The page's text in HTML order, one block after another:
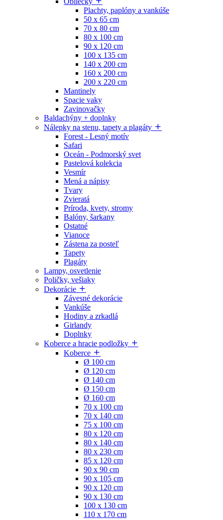
Plachty, paplóny a vankúše
50 x 65 cm
70 x 80 cm
80 x 100 cm
90 x 120 cm
100 x 135 cm
140 x 200 cm
160 x 200 cm
200 x 220 cm
Mantinely
Spacie vaky
Zavinovačky
Baldachýny + doplnky
Nálepky na stenu, tapety a plagáty
Forest - Lesný motív
Safari
Oceán - Podmorský svet
Pastelová kolekcia
Vesmír
Mená a nápisy
Tvary
Zvieratá
Príroda, kvety, stromy
Balóny, šarkany
Ostatné
Vianoce
Zástena za posteľ
Tapety
Plagáty
Lampy, osvetlenie
Poličky, vešiaky
Dekorácie
Závesné dekorácie
Vankúše
Hodiny a zrkadlá
Girlandy
Doplnky
Koberce a hracie podložky
Koberce
Ø 100 cm
Ø 120 cm
Ø 140 cm
Ø 150 cm
Ø 160 cm
70 x 100 cm
70 x 140 cm
75 x 100 cm
80 x 120 cm
80 x 140 cm
80 x 230 cm
85 x 120 cm
90 x 90 cm
90 x 105 cm
90 x 120 cm
90 x 130 cm
100 x 130 cm
110 x 170 cm